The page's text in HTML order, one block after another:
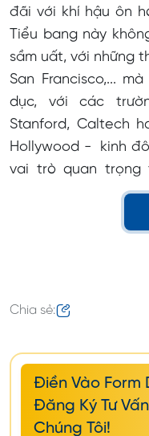
đãi với khí hậu ôn
Tiểu bang này
sầm uất, với những
San Francisco,...
dục, với các
Stanford, Caltech
Hollywood - kinh
vai trò quan trọng
California ra toàn
Một số ngành mà
Kỹ thuật điện
Công nghiệp
Không gian vũ trụ
Người máy
Chia sẻ:
Điền Vào Form
Đăng Ký Tư
Chúng Tôi!